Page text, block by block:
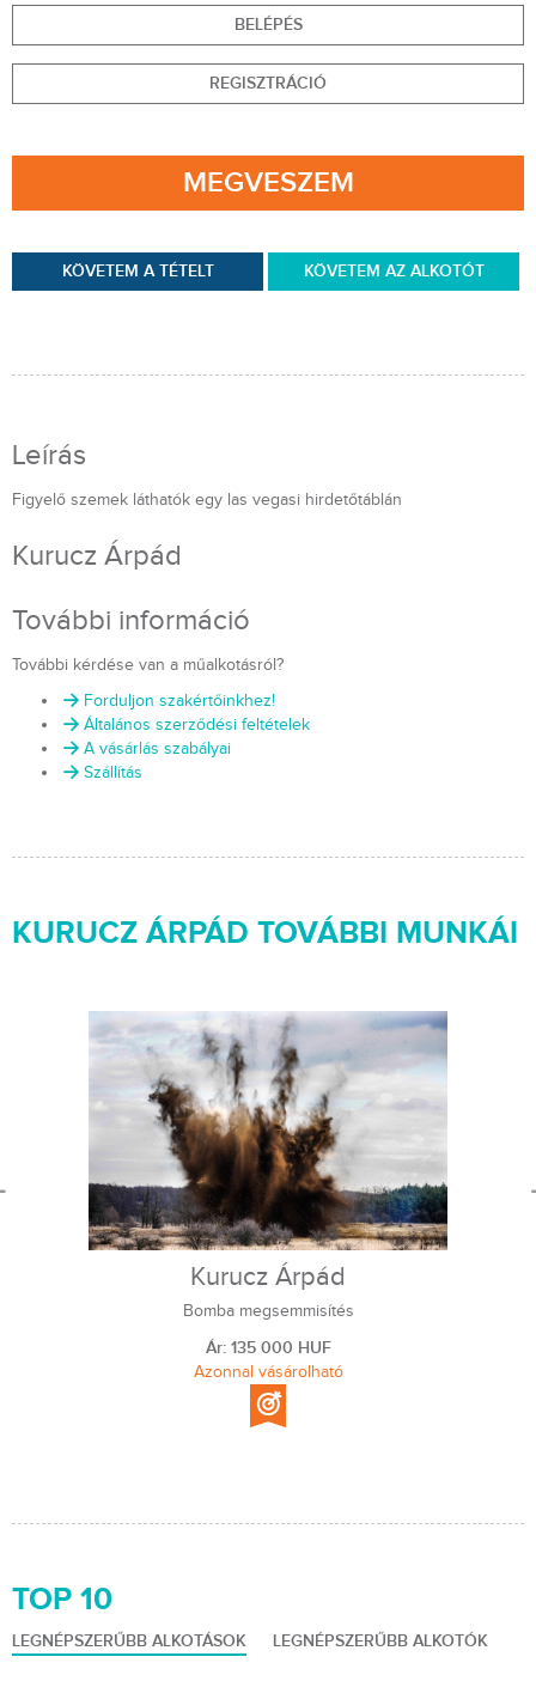
BELÉPÉS
REGISZTRÁCIÓ
MEGVESZEM
KÖVETEM A TÉTELT KÖVETEM AZ ALKOTÓT
Leírás
Figyelő szemek láthatók egy las vegasi hirdetőtáblán
Kurucz Árpád
További információ
További kérdése van a műalkotásról?
Forduljon szakértőinkhez!
Általános szerződési feltételek
A vásárlás szabályai
Szállítás
KURUCZ ÁRPÁD TOVÁBBI MUNKÁI
Kurucz Árpád
Bomba megsemmisítés
Ár: 135 000 HUF
Azonnal vásárolható
TOP 10
LEGNÉPSZERŰBB ALKOTÁSOK LEGNÉPSZERŰBB ALKOTÓK